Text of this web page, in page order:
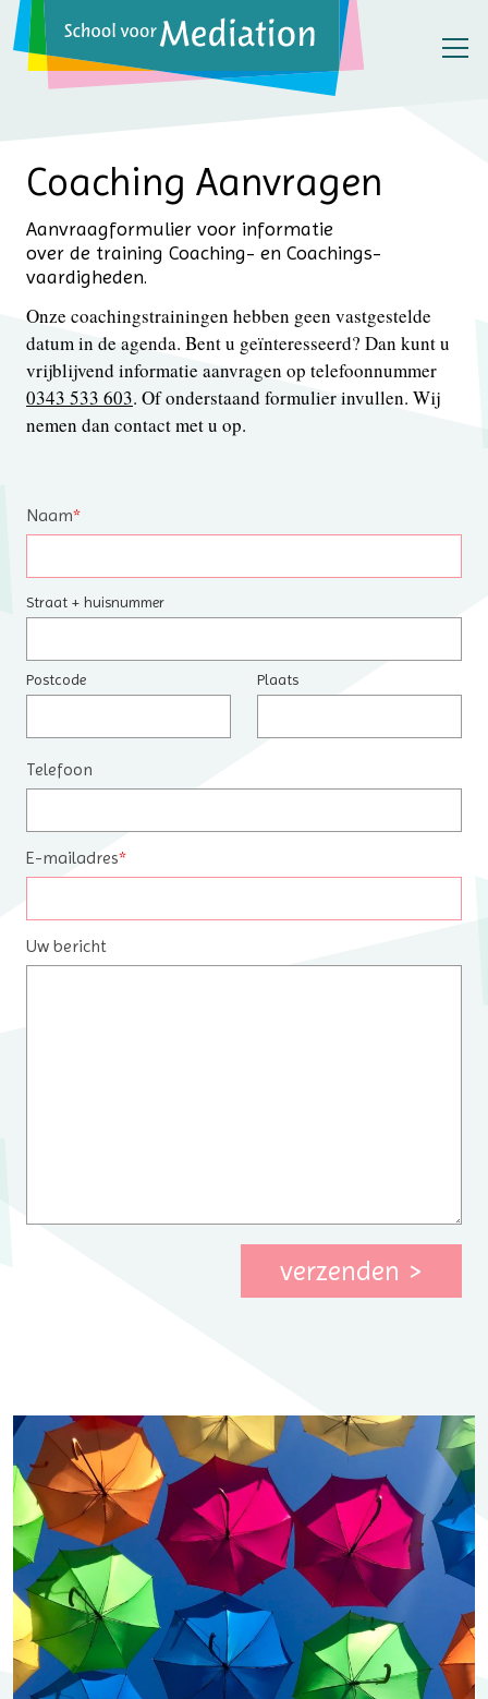
Coaching Aanvragen
Aanvraagformulier voor informatie
over de training Coaching- en Coachings­
vaardigheden.
Onze coachingstrainingen hebben geen vastgestelde
datum in de agenda. Bent u geïnteresseerd? Dan kunt u
vrijblijvend informatie aanvragen op telefoonnummer
0343 533 603. Of onderstaand formulier invullen. Wij
nemen dan contact met u op.
Naam*
Straat + huisnummer
Postcode Plaats
Telefoon
E-mailadres*
Uw bericht
verzenden